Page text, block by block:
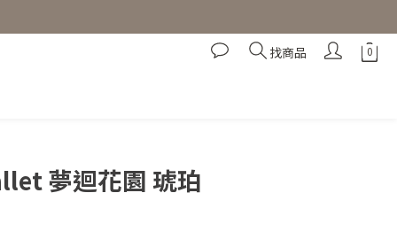
找商品
夢迴花園 琥珀